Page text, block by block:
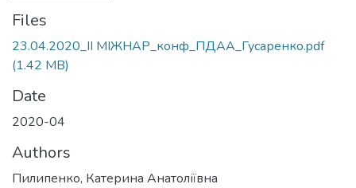
Files
23.04.2020_ІІ МІЖНАР_конф_ПДАА_Гусаренко.pdf
(1.42 MB)
Date
2020-04
Authors
Пилипенко, Катерина Анатоліївна